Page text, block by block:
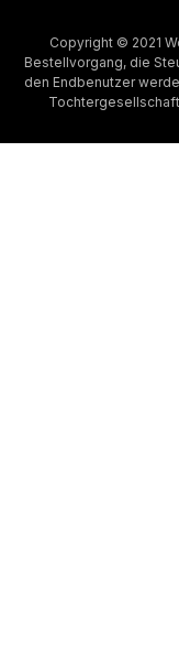
Copyright © 2021
Bestellvorgang, die
den Endbenutzer